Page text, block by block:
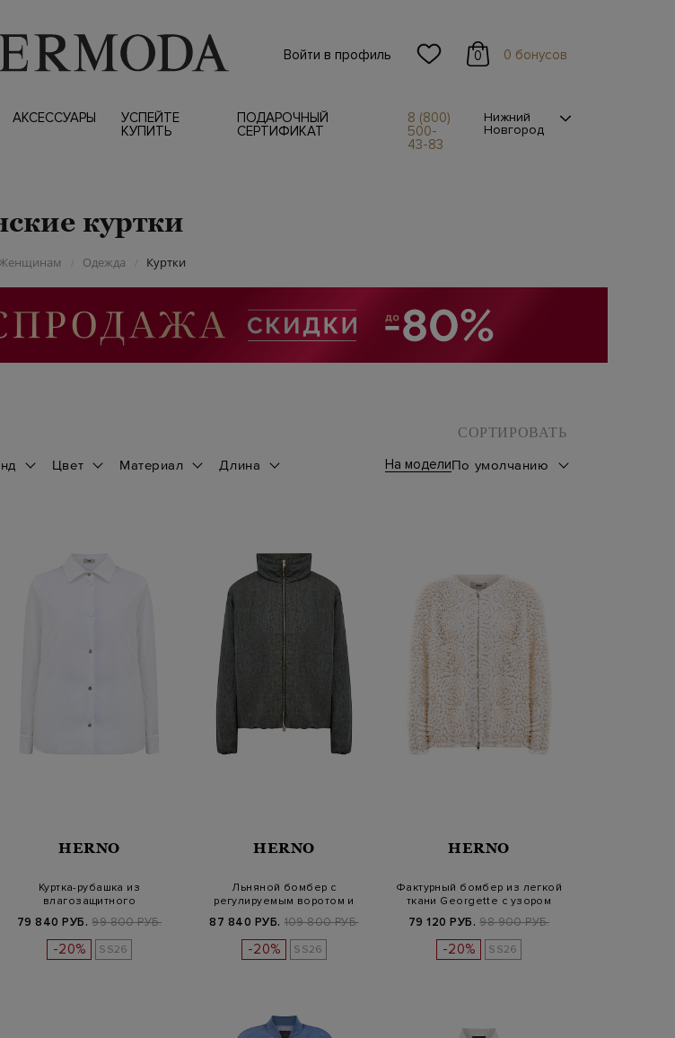
Войти в профиль 0 0 бонусов
АКСЕССУАРЫ
УСПЕЙТЕ
КУПИТЬ
ПОДАРОЧНЫЙ
СЕРТИФИКАТ
8 (800)
500-
43-83
Нижний
Новгород
куртки
/ Одежда / Куртки
Цвет Материал
Длина
На модели
СОРТИРОВАТЬ
По умолчанию
HERNO
Куртка-рубашка из
влагозащитного
79 840 РУБ. 99 800 РУБ.
-20% SS26
HERNO
Льняной бомбер с
регулируемым воротом и
87 840 РУБ. 109 800 РУБ.
-20% SS26
HERNO
Фактурный бомбер из легкой
ткани Georgette с узором
79 120 РУБ. 98 900 РУБ.
-20% SS26